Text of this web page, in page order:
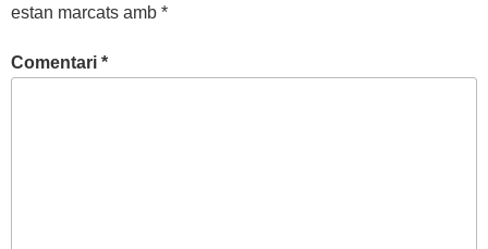
estan marcats amb *
Comentari *